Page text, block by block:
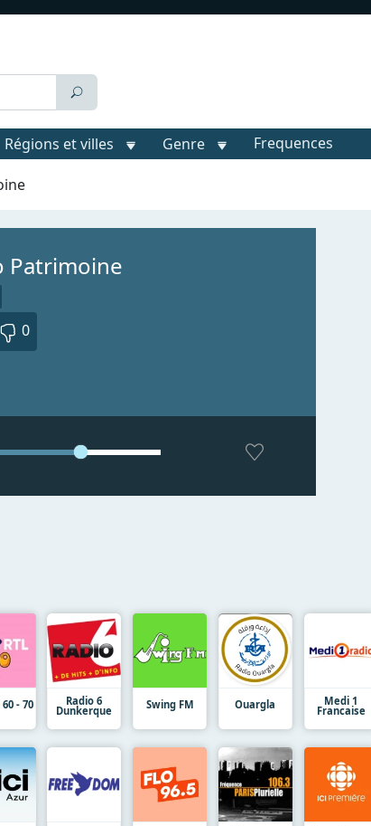
Régions et villes Genre Frequences
Patrimoine
0
60 - 70 Radio 6
Dunkerque Swing FM Ouargla Medi 1
Francaise